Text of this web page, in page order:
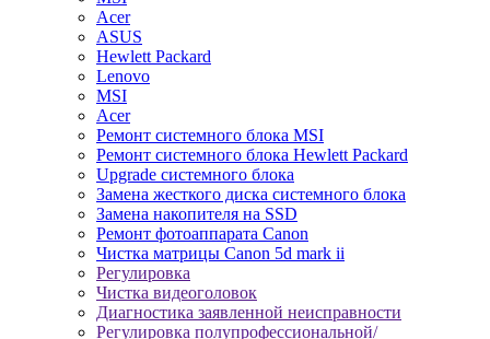
Acer
ASUS
Hewlett Packard
Lenovo
MSI
Acer
Ремонт системного блока MSI
Ремонт системного блока Hewlett Packard
Upgrade системного блока
Замена жесткого диска системного блока
Замена накопителя на SSD
Ремонт фотоаппарата Canon
Чистка матрицы Canon 5d mark ii
Регулировка
Чистка видеоголовок
Диагностика заявленной неисправности
Регулировка полупрофессиональной/